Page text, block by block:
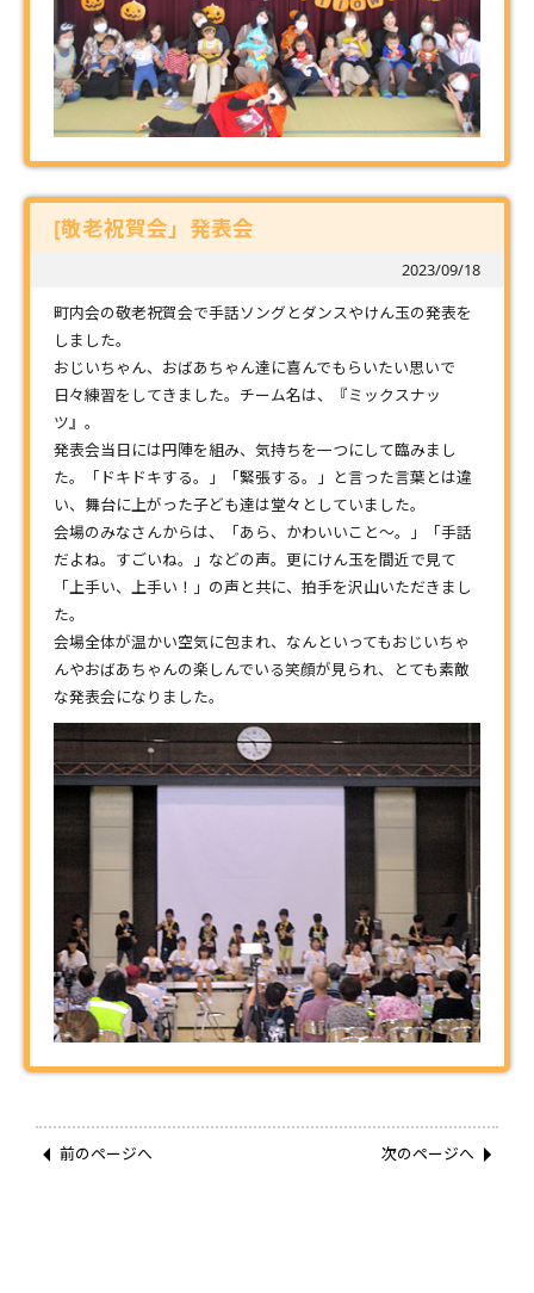
[敬老祝賀会」発表会
2023/09/18
町内会の敬老祝賀会で手話ソングとダンスやけん玉の発表を
しました。
おじいちゃん、おばあちゃん達に喜んでもらいたい思いで
日々練習をしてきました。チーム名は、『ミックスナッ
ツ』。
発表会当日には円陣を組み、気持ちを一つにして臨みまし
た。「ドキドキする。」「緊張する。」と言った言葉とは違
い、舞台に上がった子ども達は堂々としていました。
会場のみなさんからは、「あら、かわいいこと～。」「手話
だよね。すごいね。」などの声。更にけん玉を間近で見て
「上手い、上手い！」の声と共に、拍手を沢山いただきまし
た。
会場全体が温かい空気に包まれ、なんといってもおじいちゃ
んやおばあちゃんの楽しんでいる笑顔が見られ、とても素敵
な発表会になりました。
前のページへ 次のページへ